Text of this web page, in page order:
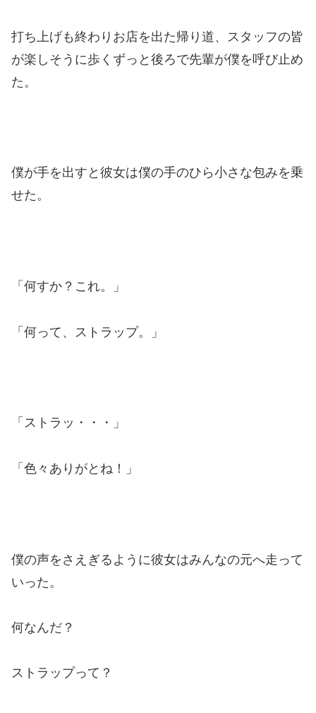
打ち上げも終わりお店を出た帰り道、スタッフの皆
が楽しそうに歩くずっと後ろで先輩が僕を呼び止め
た。
僕が手を出すと彼女は僕の手のひら小さな包みを乗
せた。
「何すか？これ。」
「何って、ストラップ。」
「ストラッ・・・」
「色々ありがとね！」
僕の声をさえぎるように彼女はみんなの元へ走って
いった。
何なんだ？
ストラップって？